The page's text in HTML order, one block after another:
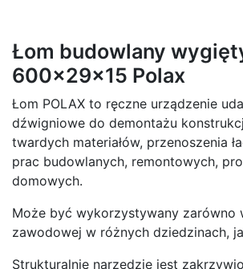
Łom budowlany
600x29x15 Polax
Łom POLAX to ręczne urządzenie
dźwigniowe do demontażu
twardych materiałów, przenoszenia
prac budowlanych, remontowych,
domowych.
Może być wykorzystywany zarówno
zawodowej w różnych dziedzinach,
Strukturalnie narzędzie jest